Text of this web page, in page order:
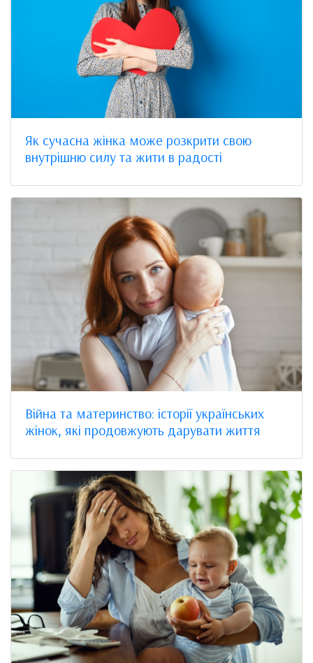
Як сучасна жінка може розкрити свою
внутрішню силу та жити в радості
Війна та материнство: історії українських
жінок, які продовжують дарувати життя